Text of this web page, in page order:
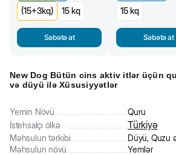
(15+3kq)
15 kq
Səbətə at
15 kq
Səbətə at
New Dog Bütün cins aktiv itlər üçün
və düyü ilə Xüsusiyyətlər
Yemin Növü
Quru
İstehsalçı ölkə
Türkiyə
Məhsulun tərkibi
Düyü, Quzu
Məhsulun növü
Yemlər